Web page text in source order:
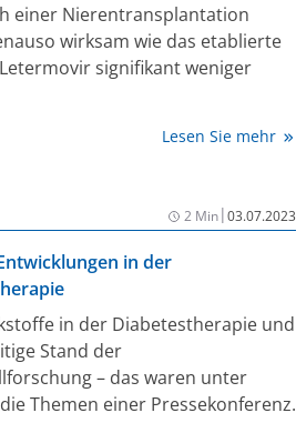
einer Nierentransplantation
wirksam wie das etablierte
signifikant weniger
Lesen Sie mehr
2 Min|03.07.2023
in der
in der Diabetestherapie und
Stand der
– das waren unter
Themen einer Pressekonferenz.